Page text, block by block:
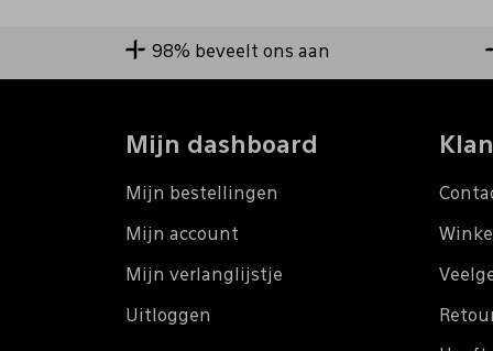
98% beveelt ons aan
Mijn dashboard
Mijn bestellingen
Mijn account
Mijn verlanglijstje
Uitloggen